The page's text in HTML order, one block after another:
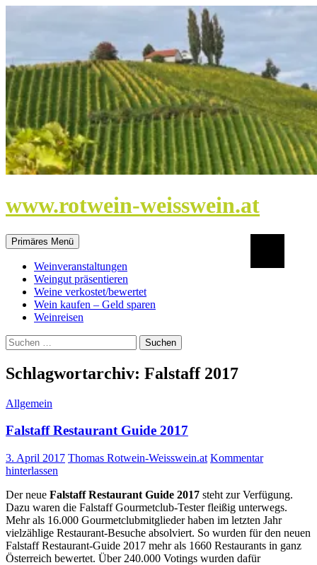
www.rotwein-weisswein.at
Primäres Menü
Weinveranstaltungen
Weingut präsentieren
Weine verkostet/bewertet
Wein kaufen – Geld sparen
Weinreisen
Suchen
nach:
Schlagwortarchiv: Falstaff 2017
Allgemein
Falstaff Restaurant Guide 2017
3. April 2017 Thomas Rotwein-Weisswein.at Kommentar
hinterlassen
Der neue Falstaff Restaurant Guide 2017 steht zur Verfügung.
Dazu waren die Falstaff Gourmetclub-Tester fleißig unterwegs.
Mehr als 16.000 Gourmetclubmitglieder haben im letzten Jahr
vielzählige Restaurant-Besuche absolviert. So wurden für den neuen
Falstaff Restaurant-Guide 2017 mehr als 1660 Restaurants in ganz
Österreich bewertet. Über 240.000 Votings wurden dafür